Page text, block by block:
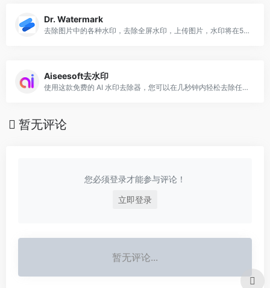
Dr. Watermark
去除图片中的各种水印，去除全屏水印，上传图片，水印将在5秒内被去除
Aiseesoft去水印
使用这款免费的 AI 水印去除器，您可以在几秒钟内轻松去除任何不需要的水印
暂无评论
您必须登录才能参与评论！
立即登录
暂无评论...